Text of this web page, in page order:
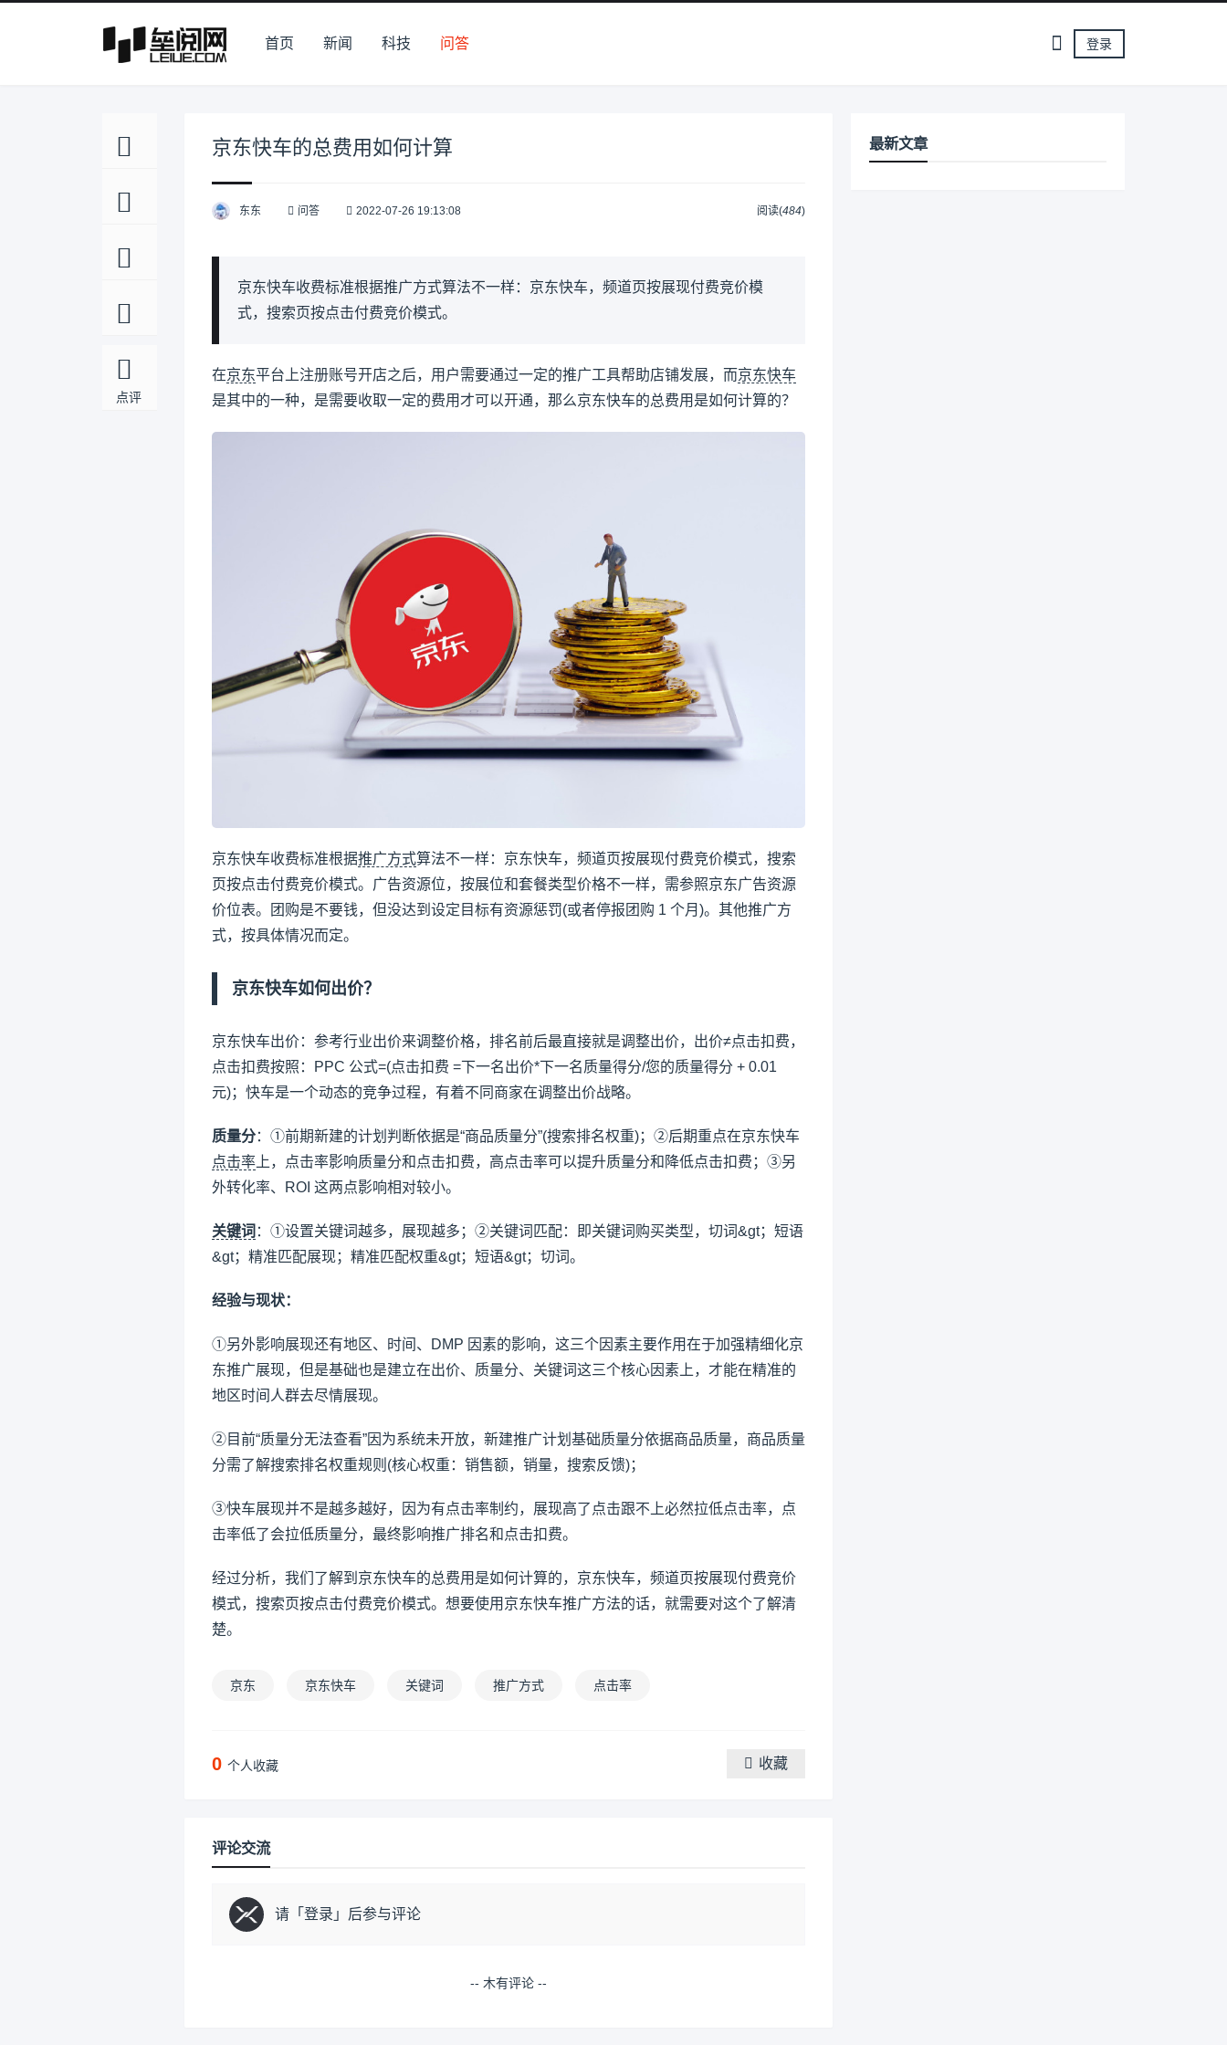
首页 新闻 科技 问答 登录
点评
京东快车的总费用如何计算
东东 问答 2022-07-26 19:13:08 阅读(484)
京东快车收费标准根据推广方式算法不一样：京东快车，频道页按展现付费竞价模
式，搜索页按点击付费竞价模式。
在京东平台上注册账号开店之后，用户需要通过一定的推广工具帮助店铺发展，而京东快车
是其中的一种，是需要收取一定的费用才可以开通，那么京东快车的总费用是如何计算的？
京东快车收费标准根据推广方式算法不一样：京东快车，频道页按展现付费竞价模式，搜索
页按点击付费竞价模式。广告资源位，按展位和套餐类型价格不一样，需参照京东广告资源
价位表。团购是不要钱，但没达到设定目标有资源惩罚(或者停报团购 1 个月)。其他推广方
式，按具体情况而定。
京东快车如何出价？
京东快车出价：参考行业出价来调整价格，排名前后最直接就是调整出价，出价≠点击扣费，
点击扣费按照：PPC 公式=(点击扣费 =下一名出价*下一名质量得分/您的质量得分 + 0.01
元)；快车是一个动态的竞争过程，有着不同商家在调整出价战略。
质量分：①前期新建的计划判断依据是“商品质量分”(搜索排名权重)；②后期重点在京东快车
点击率 上，点击率影响质量分和点击扣费，高点击率可以提升质量分和降低点击扣费；③另
外转化率、ROI 这两点影响相对较小。
关键词 ：①设置关键词越多，展现越多；②关键词匹配：即关键词购买类型，切词&gt；短语
&gt；精准匹配展现；精准匹配权重&gt；短语&gt；切词。
经验与现状：
①另外影响展现还有地区、时间、DMP 因素的影响，这三个因素主要作用在于加强精细化京
东推广展现，但是基础也是建立在出价、质量分、关键词这三个核心因素上，才能在精准的
地区时间人群去尽情展现。
②目前“质量分无法查看”因为系统未开放，新建推广计划基础质量分依据商品质量，商品质量
分需了解搜索排名权重规则(核心权重：销售额，销量，搜索反馈)；
③快车展现并不是越多越好，因为有点击率制约，展现高了点击跟不上必然拉低点击率，点
击率低了会拉低质量分，最终影响推广排名和点击扣费。
经过分析，我们了解到京东快车的总费用是如何计算的，京东快车，频道页按展现付费竞价
模式，搜索页按点击付费竞价模式。想要使用京东快车推广方法的话，就需要对这个了解清
楚。
京东 京东快车 关键词 推广方式 点击率
0 个人收藏 收藏
评论交流
请「 登录 」后参与评论
-- 木有评论 --
最新文章